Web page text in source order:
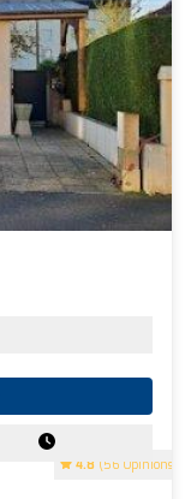
4.8 (56 Opinions)